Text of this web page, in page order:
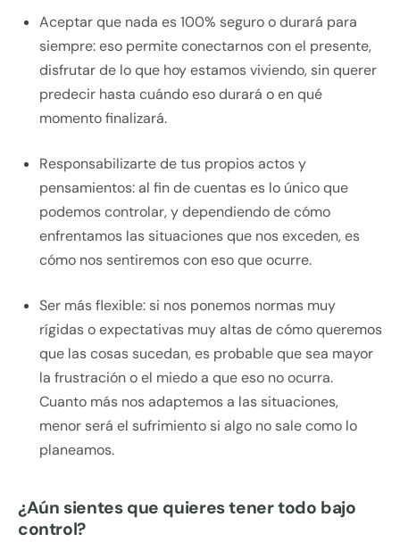
Aceptar que nada es 100% seguro o durará para
siempre: eso permite conectarnos con el presente,
disfrutar de lo que hoy estamos viviendo, sin querer
predecir hasta cuándo eso durará o en qué
momento finalizará.
Responsabilizarte de tus propios actos y
pensamientos: al fin de cuentas es lo único que
podemos controlar, y dependiendo de cómo
enfrentamos las situaciones que nos exceden, es
cómo nos sentiremos con eso que ocurre.
Ser más flexible: si nos ponemos normas muy
rígidas o expectativas muy altas de cómo queremos
que las cosas sucedan, es probable que sea mayor
la frustración o el miedo a que eso no ocurra.
Cuanto más nos adaptemos a las situaciones,
menor será el sufrimiento si algo no sale como lo
planeamos.
¿Aún sientes que quieres tener todo bajo
control?